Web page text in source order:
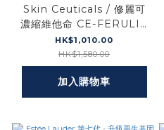
Skin Ceuticals / 修麗可
濃縮維他命 CE-FERULIC
抗氧化精華 30ml
HK$1,010.00
HK$1,580.00
加入購物車